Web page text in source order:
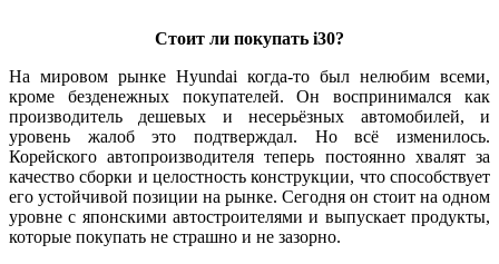
Стоит ли покупать i30?
На мировом рынке Hyundai когда-то был нелюбим всеми,
кроме безденежных покупателей. Он воспринимался как
производитель дешевых и несерьёзных автомобилей, и
уровень жалоб это подтверждал. Но всё изменилось.
Корейского автопроизводителя теперь постоянно хвалят за
качество сборки и целостность конструкции, что способствует
его устойчивой позиции на рынке. Сегодня он стоит на одном
уровне с японскими автостроителями и выпускает продукты,
которые покупать не страшно и не зазорно.